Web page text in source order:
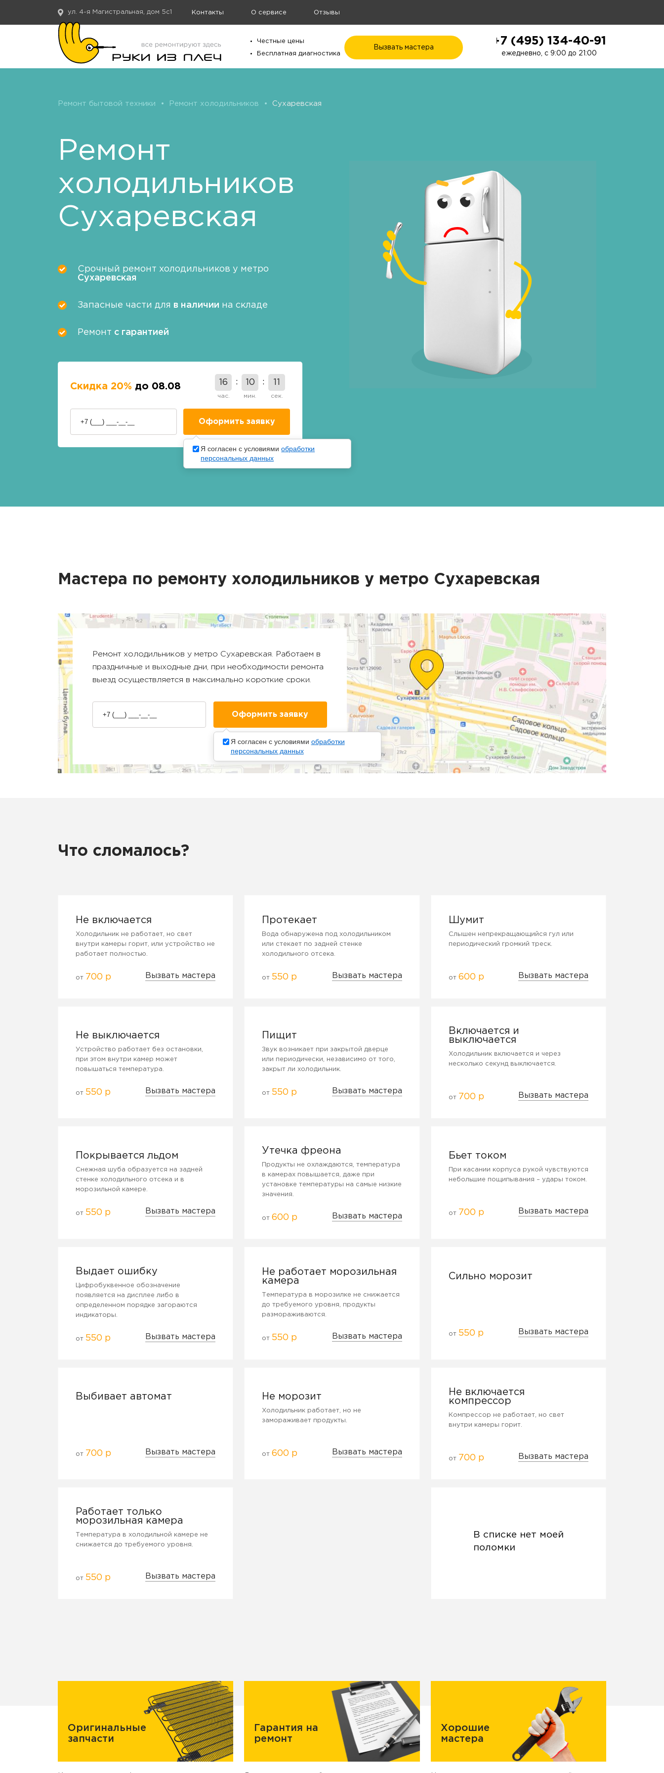
ул. 4-я Магистральная, дом 5с1 Контакты О сервисе Отзывы
Честные цены
Бесплатная диагностика
Вызвать мастера
+7 (495) 134-40-91
ежедневно, с 9:00 до 21:00
Ремонт бытовой техники • Ремонт холодильников • Сухаревская
Ремонт
холодильников
Сухаревская
Срочный ремонт холодильников у метро
Сухаревская
Запасные части для в наличии на складе
Ремонт с гарантией
Скидка 20% до 08.08 16
час.
10
мин.
10
сек.
Мастера по ремонту холодильников у метро Сухаревская
Ремонт холодильников у метро Сухаревская. Работаем в
праздничные и выходные дни, при необходимости ремонта
выезд осуществляется в максимально короткие сроки.
Что сломалось?
Не включается
Холодильник не работает, но свет
внутри камеры горит, или устройство не
работает полностью.
от 700 р Вызвать мастера
Протекает
Вода обнаружена под холодильником
или стекает по задней стенке
холодильного отсека.
от 550 р Вызвать мастера
Шумит
Слышен непрекращающийся гул или
периодический громкий треск.
от 600 р Вызвать мастера
Не выключается
Устройство работает без остановки,
при этом внутри камер может
повышаться температура.
от 550 р Вызвать мастера
Пищит
Звук возникает при закрытой дверце
или периодически, независимо от того,
закрыт ли холодильник.
от 550 р Вызвать мастера
Включается и
выключается
Холодильник включается и через
несколько секунд выключается.
от 700 р Вызвать мастера
Покрывается льдом
Снежная шуба образуется на задней
стенке холодильного отсека и в
морозильной камере.
от 550 р Вызвать мастера
Утечка фреона
Продукты не охлаждаются, температура
в камерах повышается, даже при
установке температуры на самые низкие
значения.
от600 р Вызвать мастера
Бьет током
При касании корпуса рукой чувствуются
небольшие пощипывания – удары током.
от 700 р Вызвать мастера
Выдает ошибку
Цифробуквенное обозначение
появляется на дисплее либо в
определенном порядке загораются
индикаторы.
от 550 р Вызвать мастера
Не работает морозильная
камера
Температура в морозилке не снижается
до требуемого уровня, продукты
размораживаются.
от 550 р Вызвать мастера
Сильно морозит
от 550 р Вызвать мастера
Выбивает автомат
от 700 р Вызвать мастера
Не морозит
Холодильник работает, но не
замораживает продукты.
от600 р Вызвать мастера
Не включается
компрессор
Компрессор не работает, но свет
внутри камеры горит.
от 700 р Вызвать мастера
Работает только
морозильная камера
Температура в холодильной камере не
снижается до требуемого уровня.
от 550 р Вызвать мастера
В списке нет моей
поломки
Оригинальные
запчасти
Гарантия на
ремонт
Хорошие
мастера
Я согласен с условиямиобработки
персональных данных
Я согласен с условиями обработки
персональных данных